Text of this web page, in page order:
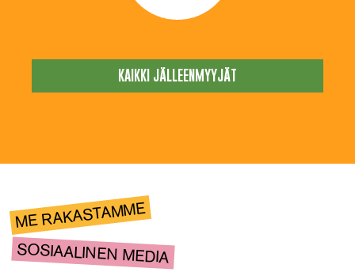
KAIKKI JÄLLEENMYYJÄT
ME RAKASTAMME
SOSIAALINEN MEDIA